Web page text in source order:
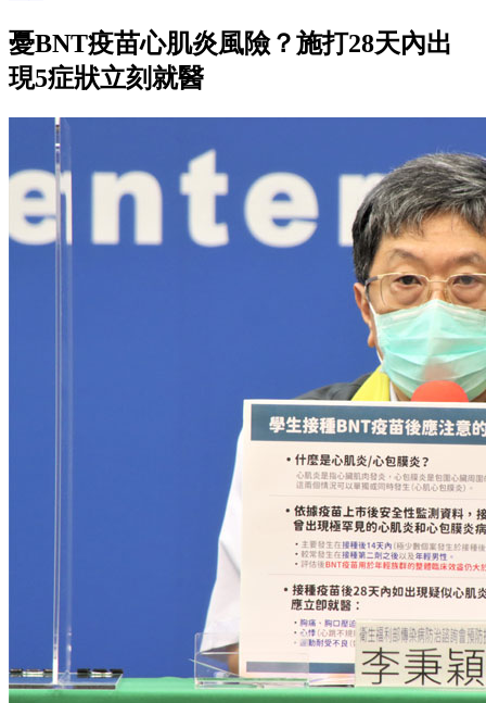
憂BNT疫苗心肌炎風險？施打28天內出
現5症狀立刻就醫